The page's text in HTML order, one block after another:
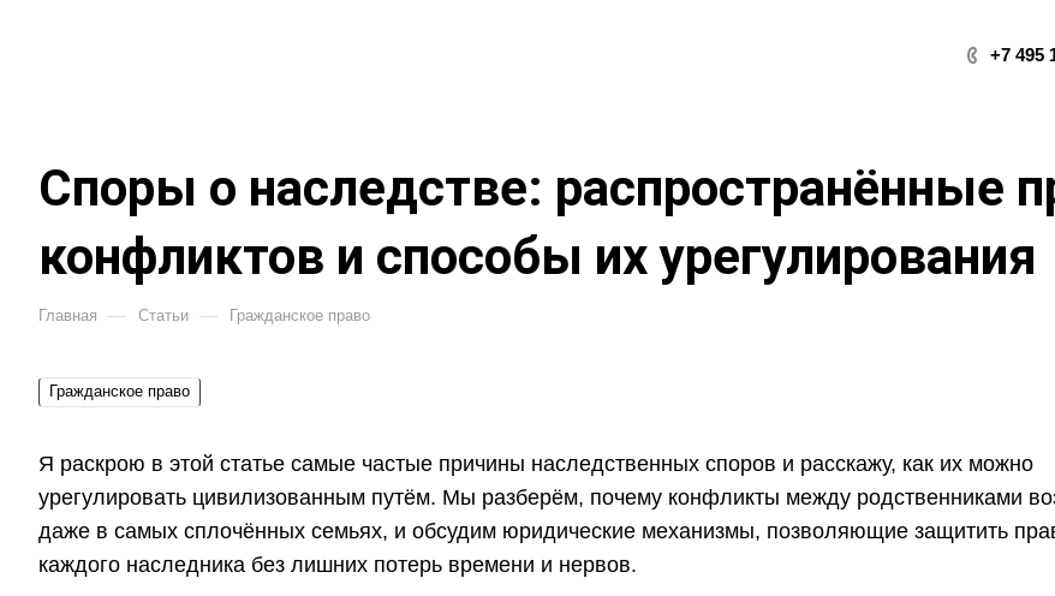
+7 495
Споры о наследстве: распространённые
конфликтов и способы их урегулирования
Главная — Статьи — Гражданское право
Гражданское право
Я раскрою в этой статье самые частые причины наследственных споров и расскажу, как их можно
урегулировать цивилизованным путём. Мы разберём, почему конфликты между родственниками
даже в самых сплочённых семьях, и обсудим юридические механизмы, позволяющие защитить
каждого наследника без лишних потерь времени и нервов.